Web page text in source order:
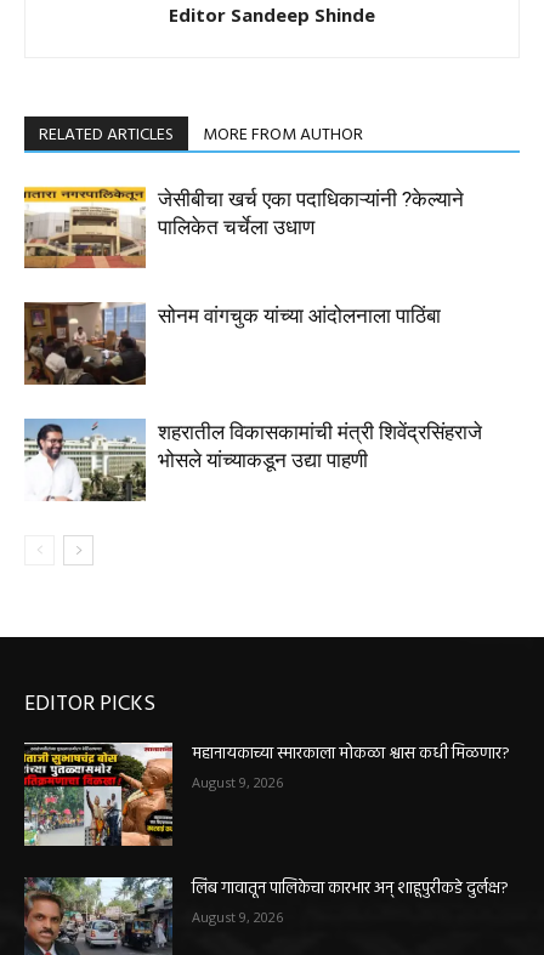
Editor Sandeep Shinde
RELATED ARTICLES MORE FROM AUTHOR
जेसीबीचा खर्च एका पदाधिकाऱ्यांनी ?केल्याने
पालिकेत चर्चेला उधाण
सोनम वांगचुक यांच्या आंदोलनाला पाठिंबा
शहरातील विकासकामांची मंत्री शिवेंद्रसिंहराजे
भोसले यांच्याकडून उद्या पाहणी
EDITOR PICKS
महानायकाच्या स्मारकाला मोकळा श्वास कधी मिळणार?
August 9, 2026
लिंब गावातून पालिकेचा कारभार अन् शाहूपुरीकडे दुर्लक्ष?
August 9, 2026